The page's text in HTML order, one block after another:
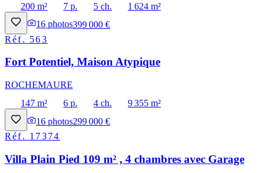
200 m²
7 p. 5 ch.
1 624 m²
16 photos399 000 €
Réf. 563
Fort Potentiel, Maison Atypique
ROCHEMAURE
147 m²
6 p. 4 ch.
9 355 m²
16 photos299 000 €
Réf. 17374
Villa Plain Pied 109 m² , 4 chambres avec Garage